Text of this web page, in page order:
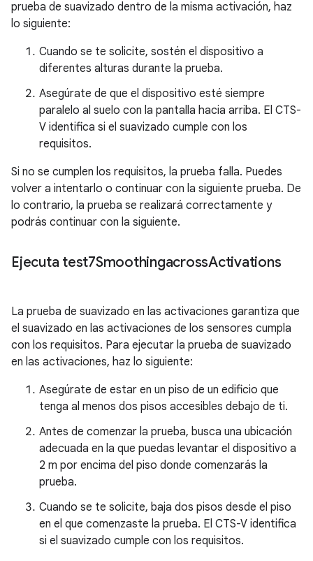
prueba de suavizado dentro de la misma activación, haz
lo siguiente:
Cuando se te solicite, sostén el dispositivo a
diferentes alturas durante la prueba.
Asegúrate de que el dispositivo esté siempre
paralelo al suelo con la pantalla hacia arriba. El CTS-
V identifica si el suavizado cumple con los
requisitos.
Si no se cumplen los requisitos, la prueba falla. Puedes
volver a intentarlo o continuar con la siguiente prueba. De
lo contrario, la prueba se realizará correctamente y
podrás continuar con la siguiente.
Ejecuta test7SmoothingacrossActivations
La prueba de suavizado en las activaciones garantiza que
el suavizado en las activaciones de los sensores cumpla
con los requisitos. Para ejecutar la prueba de suavizado
en las activaciones, haz lo siguiente:
Asegúrate de estar en un piso de un edificio que
tenga al menos dos pisos accesibles debajo de ti.
Antes de comenzar la prueba, busca una ubicación
adecuada en la que puedas levantar el dispositivo a
2 m por encima del piso donde comenzarás la
prueba.
Cuando se te solicite, baja dos pisos desde el piso
en el que comenzaste la prueba. El CTS-V identifica
si el suavizado cumple con los requisitos.